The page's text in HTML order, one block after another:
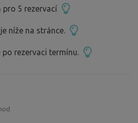
pro 5 rezervací
je níže na stránce.
rezervaci termínu.